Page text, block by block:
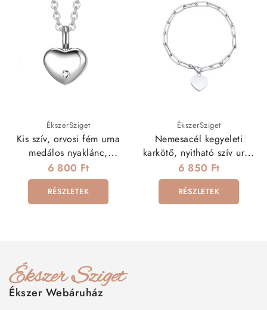
ÉkszerSziget
Kis szív, orvosi fém urna
medálos nyaklánc,
kristállyal
6 800 Ft
RÉSZLETEK
ÉkszerSziget
Nemesacél kegyeleti
karkötő, nyitható szív urna
dísszel
6 850 Ft
RÉSZLETEK
Ékszer Webáruház